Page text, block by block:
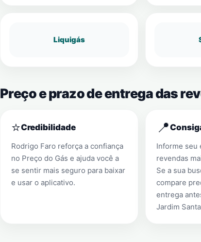
Liquigás
Preço e prazo de entrega das
⭐Credibilidade
Rodrigo Faro reforça a confiança
no Preço do Gás e ajuda você a
se sentir mais seguro para baixar
e usar o aplicativo.
📍
Informe seu
revendas
Se a sua
compare
entrega
Jardim